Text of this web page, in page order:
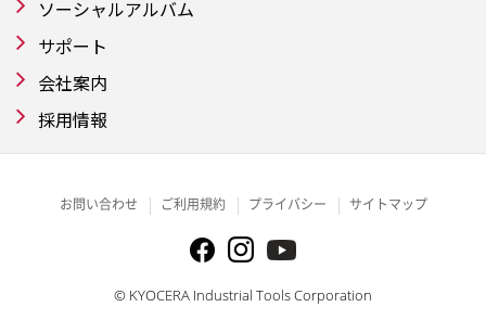
ソーシャルアルバム
サポート
会社案内
採用情報
お問い合わせ ご利用規約 プライバシー サイトマップ
© KYOCERA Industrial Tools Corporation